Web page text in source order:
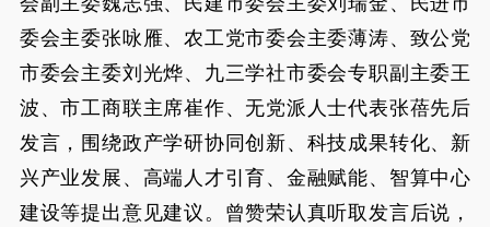
委会主委张咏雁、农工党市委会主委薄涛、致公党
市委会主委刘光烨、九三学社市委会专职副主委王
波、市工商联主席崔作、无党派人士代表张蓓先后
发言，围绕政产学研协同创新、科技成果转化、新
兴产业发展、高端人才引育、金融赋能、智算中心
建设等提出意见建议。曾赞荣认真听取发言后说，